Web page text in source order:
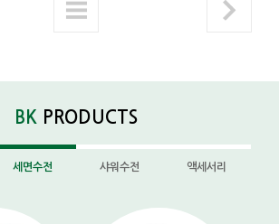
BK PRODUCTS
세면수전 샤워수전 액세서리